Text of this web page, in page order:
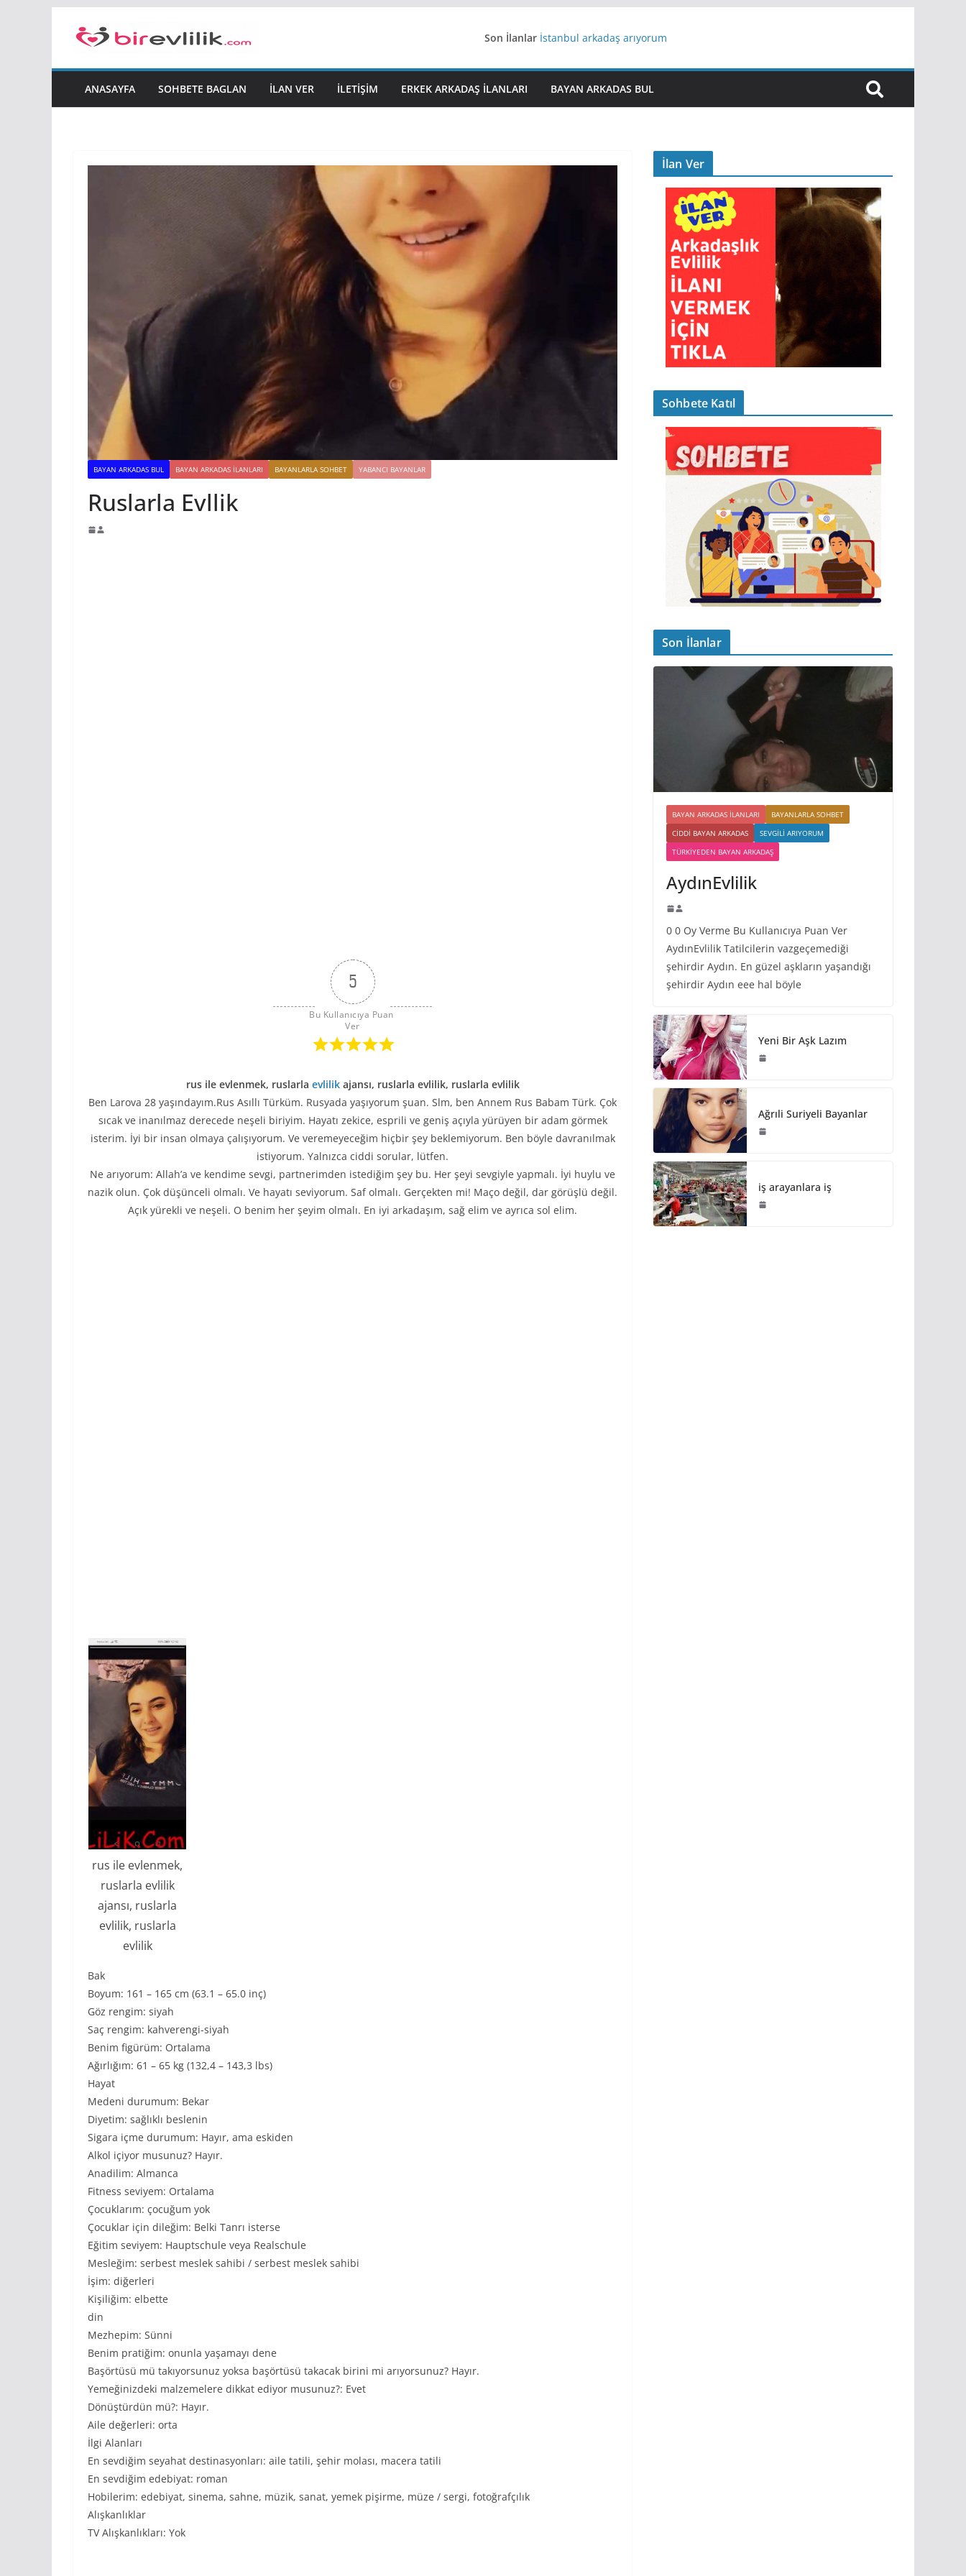
Son İlanlar İstanbul arkadaş arıyorum
Yeni Bir Aşk Lazım
iş arayanlara iş
ANASAYFA SOHBETE BAGLAN İLAN VER İLETIŞIM ERKEK ARKADAŞ ILANLARI BAYAN ARKADAS BUL
BAYAN ARKADAS BUL BAYAN ARKADAS ILANLARI BAYANLARLA SOHBET YABANCI BAYANLAR
Ruslarla Evllik
5
Bu Kullanıcıya Puan
Ver
rus ile evlenmek, ruslarla evlilikajansı, ruslarla evlilik, ruslarla evlilik
Ben Larova 28 yaşındayım.Rus Asıllı Türküm. Rusyada yaşıyorum şuan. Slm, ben Annem Rus Babam Türk. Çok
sıcak ve inanılmaz derecede neşeli biriyim. Hayatı zekice, esprili ve geniş açıyla yürüyen bir adam görmek
isterim. İyi bir insan olmaya çalışıyorum. Ve veremeyeceğim hiçbir şey beklemiyorum. Ben böyle davranılmak
istiyorum. Yalnızca ciddi sorular, lütfen.
Ne arıyorum: Allah’a ve kendime sevgi, partnerimden istediğim şey bu. Her şeyi sevgiyle yapmalı. İyi huylu ve
nazik olun. Çok düşünceli olmalı. Ve hayatı seviyorum. Saf olmalı. Gerçekten mi! Maço değil, dar görüşlü değil.
Açık yürekli ve neşeli. O benim her şeyim olmalı. En iyi arkadaşım, sağ elim ve ayrıca sol elim.
rus ile evlenmek,
ruslarla evlilik
ajansı, ruslarla
evlilik, ruslarla
evlilik
Bak
Boyum: 161 – 165 cm (63.1 – 65.0 inç)
Göz rengim: siyah
Saç rengim: kahverengi-siyah
Benim figürüm: Ortalama
Ağırlığım: 61 – 65 kg (132,4 – 143,3 lbs)
Hayat
Medeni durumum: Bekar
Diyetim: sağlıklı beslenin
Sigara içme durumum: Hayır, ama eskiden
Alkol içiyor musunuz? Hayır.
Anadilim: Almanca
Fitness seviyem: Ortalama
Çocuklarım: çocuğum yok
Çocuklar için dileğim: Belki Tanrı isterse
Eğitim seviyem: Hauptschule veya Realschule
Mesleğim: serbest meslek sahibi / serbest meslek sahibi
İşim: diğerleri
Kişiliğim: elbette
din
Mezhepim: Sünni
Benim pratiğim: onunla yaşamayı dene
Başörtüsü mü takıyorsunuz yoksa başörtüsü takacak birini mi arıyorsunuz? Hayır.
Yemeğinizdeki malzemelere dikkat ediyor musunuz?: Evet
Dönüştürdün mü?: Hayır.
Aile değerleri: orta
İlgi Alanları
En sevdiğim seyahat destinasyonları: aile tatili, şehir molası, macera tatili
En sevdiğim edebiyat: roman
Hobilerim: edebiyat, sinema, sahne, müzik, sanat, yemek pişirme, müze / sergi, fotoğrafçılık
Alışkanlıklar
TV Alışkanlıkları: Yok
İlan Ver
Sohbete Katıl
Son İlanlar
BAYAN ARKADAS ILANLARI
BAYANLARLA SOHBET
CIDDI BAYAN ARKADAS
SEVGILI ARIYORUM
TÜRKIYEDEN BAYAN ARKADAŞ
AydınEvlilik
0 0 Oy Verme Bu Kullanıcıya Puan Ver
AydınEvlilik Tatilcilerin vazgeçemediği
şehirdir Aydın. En güzel aşkların yaşandığı
şehirdir Aydın eee hal böyle
Yeni Bir Aşk Lazım
Ağrıli Suriyeli Bayanlar
iş arayanlara iş